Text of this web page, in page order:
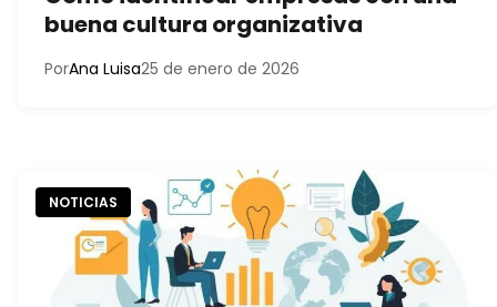
buena cultura organizativa
PorAna Luisa25 de enero de 2026
NOTICIAS